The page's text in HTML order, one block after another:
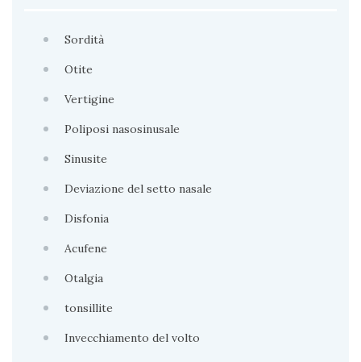
a Roma nel 2013, presentato: CASE REPORT:
PARAFARINGEO PER VIA TRANS-CERVICALE
Sordità
Otite
Vertigine
Poliposi nasosinusale
Sinusite
Deviazione del setto nasale
Disfonia
Acufene
Otalgia
tonsillite
Invecchiamento del volto